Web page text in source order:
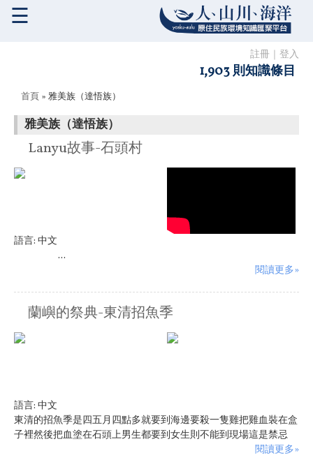
註冊 登入
1,903 則知識條目
☰
您在這裡
首頁 » 雅美族（達悟族）
雅美族（達悟族）
Lanyu故事-石頭村
語言: 中文
...
閱讀更多»
蘭嶼的祭典-東清招魚季
語言: 中文
東清的招魚季是四五月四點多就要到海邊要殺一隻雞把雞血裝在盒
子裡然後把血塗在石頭上男生都要到女生則不能到現場這是禁忌
閱讀更多»